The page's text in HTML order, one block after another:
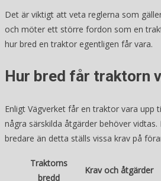
Det är viktigt att veta reglerna som
och möter ett större fordon som en
hur bred en traktor egentligen får vara.
Hur bred får traktorn
Enligt Vägverket får en traktor vara upp
några särskilda åtgärder behöver
bredare än detta ställs vissa krav på
Traktorns
bredd
Krav och åtgärder